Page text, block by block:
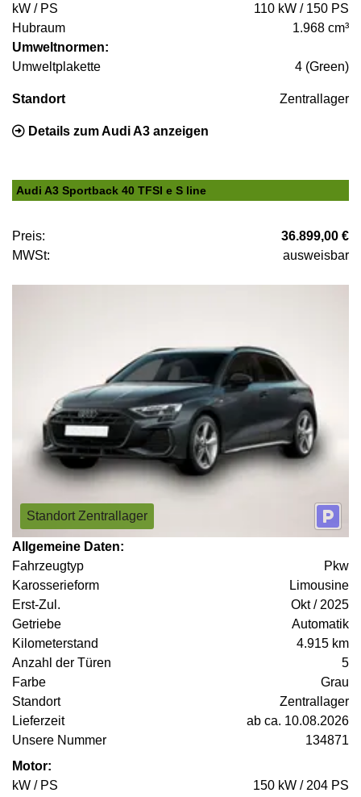
kW / PS
110 kW / 150 PS
Hubraum
1.968 cm³
Umweltnormen:
Umweltplakette
4 (Green)
Standort Zentrallager
Details zum Audi A3 anzeigen
Audi A3 Sportback 40 TFSI e S line
Preis:
36.899,00 €
MWSt:
ausweisbar
Standort Zentrallager
Allgemeine Daten:
Fahrzeugtyp
Pkw
Karosserieform
Limousine
Erst-Zul.
Okt / 2025
Getriebe
Automatik
Kilometerstand
4.915 km
Anzahl der Türen
5
Farbe
Grau
Standort
Zentrallager
Lieferzeit
ab ca. 10.08.2026
Unsere Nummer
134871
Motor:
kW / PS
150 kW / 204 PS